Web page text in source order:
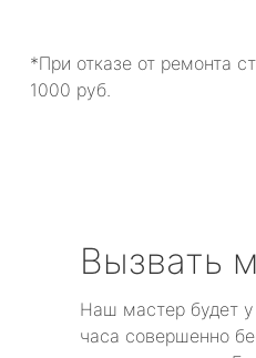
*При отказе от ремонта
1000 руб.
Вызвать
Наш мастер будет
часа совершенно